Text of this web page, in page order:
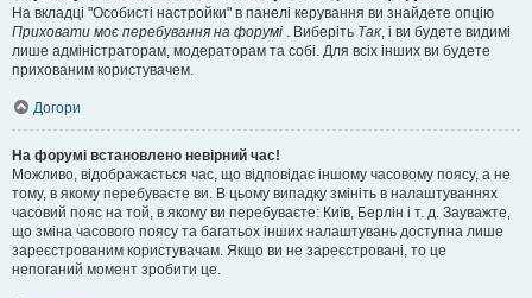
На вкладці "Особисті настройки" в панелі керування ви знайдете опцію
Приховати моє перебування на форумі . Виберіть Так, і ви будете видимі
лише адміністраторам, модераторам та собі. Для всіх інших ви будете
прихованим користувачем.
Догори
На форумі встановлено невірний час!
Можливо, відображається час, що відповідає іншому часовому поясу, а не
тому, в якому перебуваєте ви. В цьому випадку змініть в налаштуваннях
часовий пояс на той, в якому ви перебуваєте: Київ, Берлін і т. д. Зауважте,
що зміна часового поясу та багатьох інших налаштувань доступна лише
зареєстрованим користувачам. Якщо ви не зареєстровані, то це
непоганий момент зробити це.